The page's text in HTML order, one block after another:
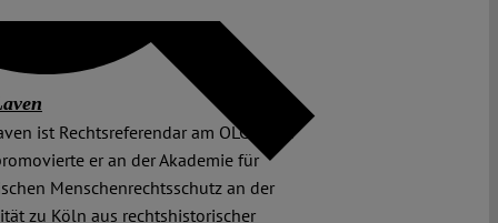
ist Rechtsreferendar am OLG Köln.
er an der Akademie für
Menschenrechtsschutz an der
zu Köln aus rechtshistorischer